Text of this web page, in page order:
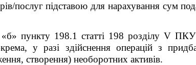
послуг підставою для нарахування сум
пункту 198.1 статті 198 розділу V
у разі здійснення операцій з
створення) необоротних активів.